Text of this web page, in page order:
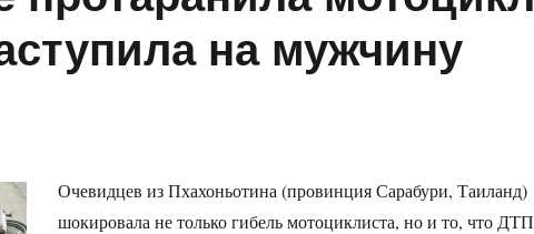
на мужчину
Очевидцев из Пхахоньотина (провинция Сарабури, Таиланд)
шокировала не только гибель мотоциклиста, но и то, что ДТП